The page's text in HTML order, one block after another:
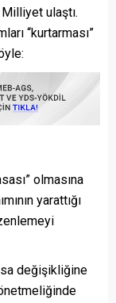
ulaştı.
“kurtarması”
olmasına
yarattığı
değişikliğine